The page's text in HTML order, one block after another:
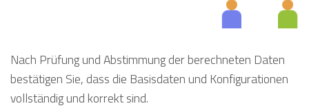
Nach Prüfung und Abstimmung der berechneten Daten
bestätigen Sie, dass die Basisdaten und Konfigurationen
vollständig und korrekt sind.